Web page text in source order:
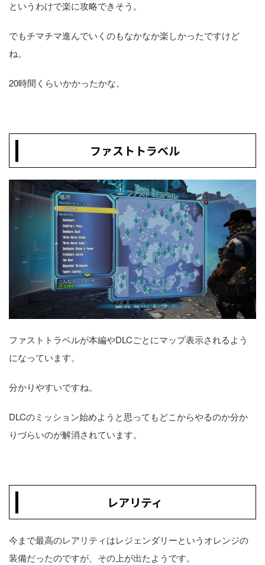
というわけで楽に攻略できそう。
でもチマチマ進んでいくのもなかなか楽しかったですけど
ね。
20時間くらいかかったかな。
ファストトラベル
ファストトラベルが本編やDLCごとにマップ表示されるよう
になっています。
分かりやすいですね。
DLCのミッション始めようと思ってもどこからやるのか分か
りづらいのが解消されています。
レアリティ
今まで最高のレアリティはレジェンダリーというオレンジの
装備だったのですが、その上が出たようです。